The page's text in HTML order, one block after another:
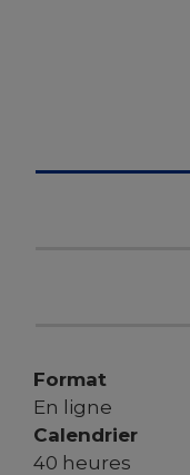
Format
En ligne
Calendrier
40 heures